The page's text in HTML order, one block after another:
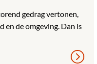
gedrag vertonen,
en de omgeving. Dan is